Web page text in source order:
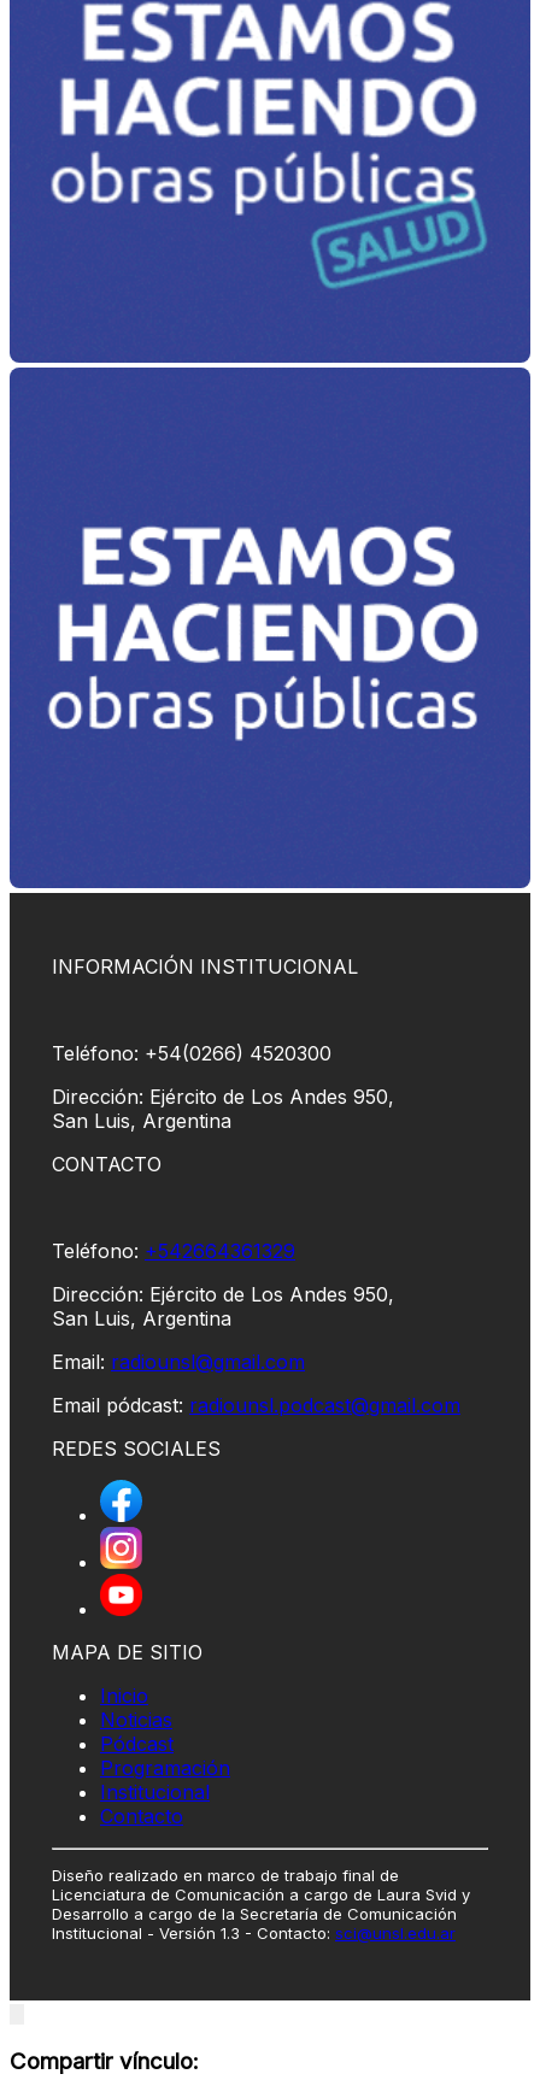
INFORMACIÓN INSTITUCIONAL
Teléfono: +54(0266) 4520300
Dirección: Ejército de Los Andes 950,
San Luis, Argentina
CONTACTO
Teléfono: +542664361329
Dirección: Ejército de Los Andes 950,
San Luis, Argentina
Email: radiounsl@gmail.com
Email pódcast: radiounsl.podcast@gmail.com
REDES SOCIALES
MAPA DE SITIO
Inicio
Noticias
Pódcast
Programación
Institucional
Contacto
Diseño realizado en marco de trabajo final de
Licenciatura de Comunicación a cargo de Laura Svid y
Desarrollo a cargo de la Secretaría de Comunicación
Institucional - Versión 1.3 - Contacto: sci@unsl.edu.ar
modal
Compartir vínculo: